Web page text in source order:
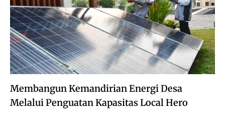
Membangun Kemandirian Energi Desa
Melalui Penguatan Kapasitas Local Hero